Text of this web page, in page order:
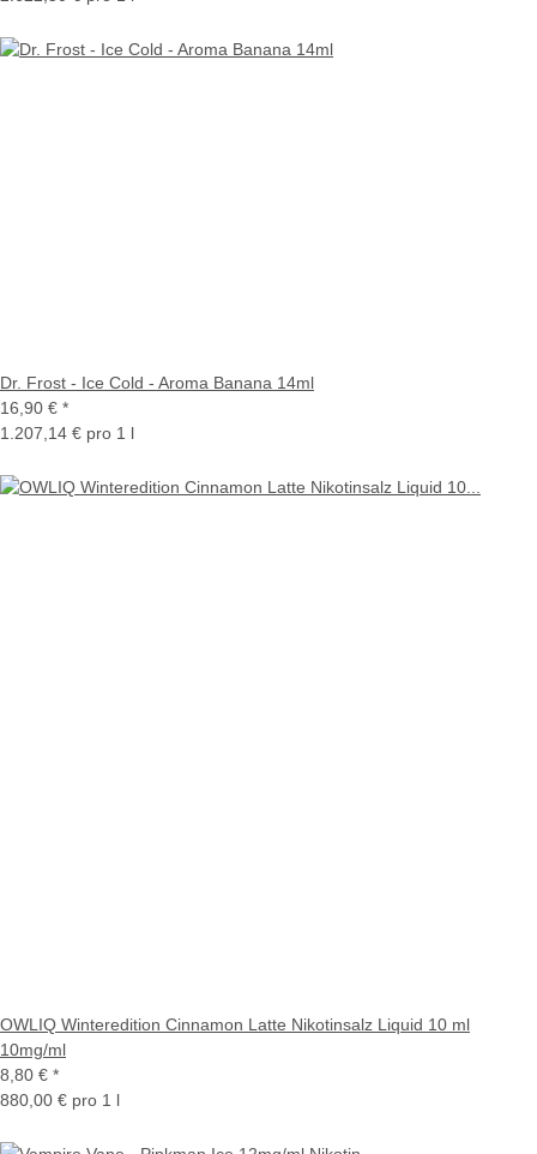
Dr. Frost - Ice Cold - Aroma Banana 14ml
16,90 € *
1.207,14 € pro 1 l
OWLIQ Winteredition Cinnamon Latte Nikotinsalz Liquid 10 ml
10mg/ml
8,80 € *
880,00 € pro 1 l